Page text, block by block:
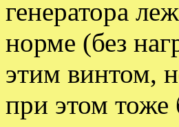
генератора
норме (без
этим винтом,
при этом